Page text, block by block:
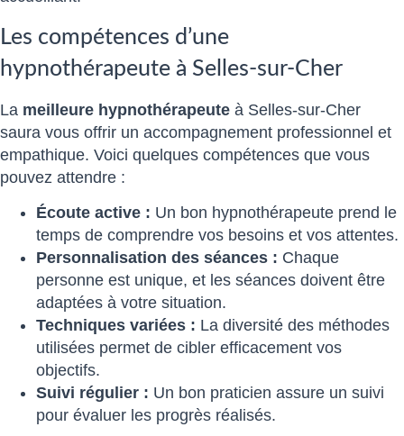
Les compétences d’une
hypnothérapeute à Selles-sur-Cher
La meilleure hypnothérapeute à Selles-sur-Cher
saura vous offrir un accompagnement professionnel et
empathique. Voici quelques compétences que vous
pouvez attendre :
Écoute active : Un bon hypnothérapeute prend le
temps de comprendre vos besoins et vos attentes.
Personnalisation des séances : Chaque
personne est unique, et les séances doivent être
adaptées à votre situation.
Techniques variées : La diversité des méthodes
utilisées permet de cibler efficacement vos
objectifs.
Suivi régulier : Un bon praticien assure un suivi
pour évaluer les progrès réalisés.